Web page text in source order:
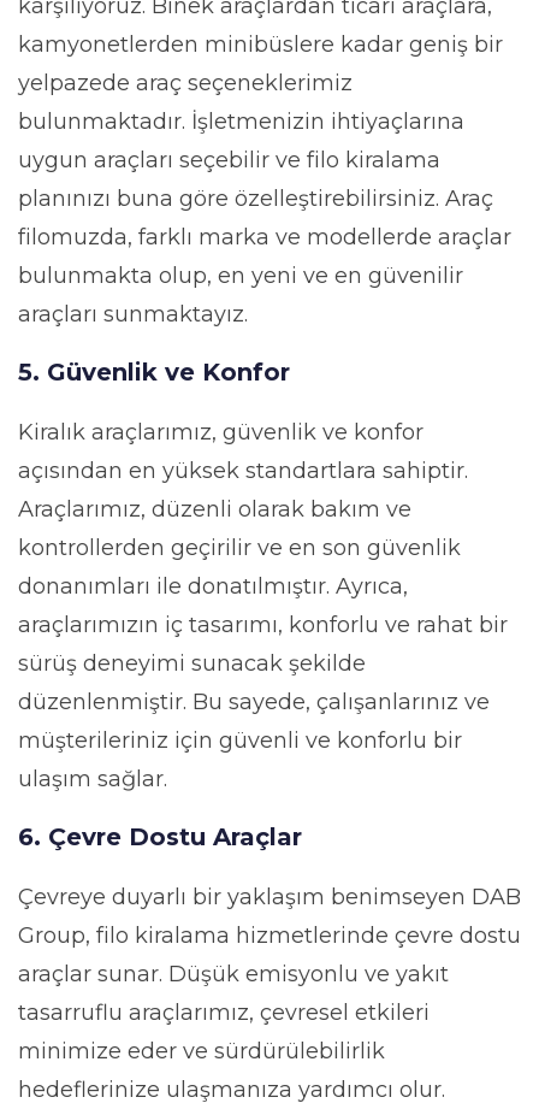
karşılıyoruz. Binek araçlardan ticari araçlara,
kamyonetlerden minibüslere kadar geniş bir
yelpazede araç seçeneklerimiz
bulunmaktadır. İşletmenizin ihtiyaçlarına
uygun araçları seçebilir ve filo kiralama
planınızı buna göre özelleştirebilirsiniz. Araç
filomuzda, farklı marka ve modellerde araçlar
bulunmakta olup, en yeni ve en güvenilir
araçları sunmaktayız.
5. Güvenlik ve Konfor
Kiralık araçlarımız, güvenlik ve konfor
açısından en yüksek standartlara sahiptir.
Araçlarımız, düzenli olarak bakım ve
kontrollerden geçirilir ve en son güvenlik
donanımları ile donatılmıştır. Ayrıca,
araçlarımızın iç tasarımı, konforlu ve rahat bir
sürüş deneyimi sunacak şekilde
düzenlenmiştir. Bu sayede, çalışanlarınız ve
müşterileriniz için güvenli ve konforlu bir
ulaşım sağlar.
6. Çevre Dostu Araçlar
Çevreye duyarlı bir yaklaşım benimseyen DAB
Group, filo kiralama hizmetlerinde çevre dostu
araçlar sunar. Düşük emisyonlu ve yakıt
tasarruflu araçlarımız, çevresel etkileri
minimize eder ve sürdürülebilirlik
hedeflerinize ulaşmanıza yardımcı olur.